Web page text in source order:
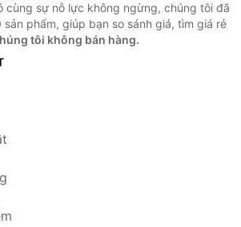
cùng sự nỗ lực không ngừng, chúng tôi đã
phẩm, giúp bạn so sánh giá, tìm giá rẻ
tôi không bán hàng.